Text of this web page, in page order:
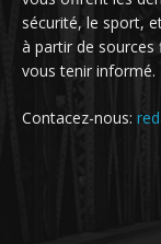
sécurité, le sport,
à partir de
vous tenir informé.
Contacez-nous: